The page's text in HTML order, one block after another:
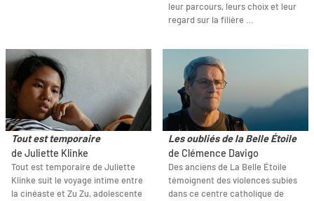
leur parcours, leurs choix et leur
regard sur la filière …
Tout est temporaire
de Juliette Klinke
Tout est temporaire de Juliette
Klinke suit le voyage intime entre
la cinéaste et Zu Zu, adolescente
Les oubliés de la Belle Étoile
de Clémence Davigo
Des anciens de La Belle Étoile
témoignent des violences subies
dans ce centre catholique de